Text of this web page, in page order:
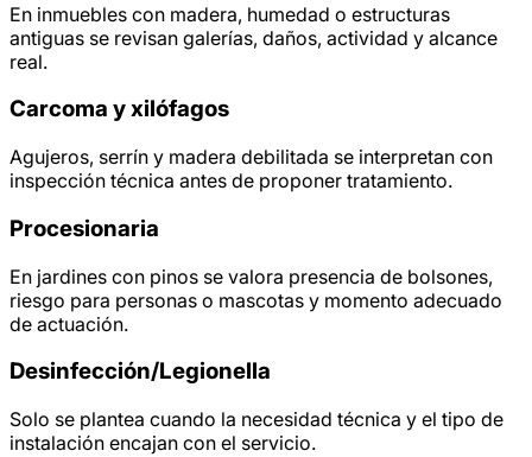
En inmuebles con madera, humedad o estructuras
antiguas se revisan galerías, daños, actividad y alcance
real.
Carcoma y xilófagos
Agujeros, serrín y madera debilitada se interpretan con
inspección técnica antes de proponer tratamiento.
Procesionaria
En jardines con pinos se valora presencia de bolsones,
riesgo para personas o mascotas y momento adecuado
de actuación.
Desinfección/Legionella
Solo se plantea cuando la necesidad técnica y el tipo de
instalación encajan con el servicio.